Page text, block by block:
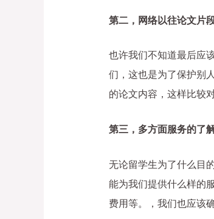
第二，网络以往论文片
也许我们不知道最后应
们，这也是为了保护别
的论文内容，这样比较
第三，多方面服务的了
无论留学生为了什么目
能为我们提供什么样的
费用等。，我们也应该